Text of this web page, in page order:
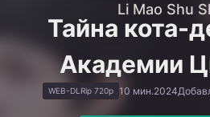
Li Mao Shu
Тайна кота-
Академии
WEB-DLRip 720p 10 мин.2024